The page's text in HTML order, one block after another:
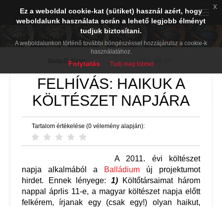
Toggle
BDK PréPost
Balla D. Károj 2011. 04. 08.
FELHÍVÁS: HAIKUK A
KÖLTÉSZET NAPJÁRA
Tartalom értékelése (0 vélemény alapján):
A 2011. évi költészet
napja alkalmából a
Balládium új projektumot
hirdet. Ennek lényege: 1)Költőtársaimat három
nappal áprlis 11-e, a magyar költészet napja előtt
felkérem, írjanak egy (csak egy!) olyan haikut,
Ez a weboldal cookie-kat (sütiket) használ azért, hogy
weboldalunk használata során a lehető legjobb élményt
tudjuk biztosítani.
A weboldalunkon történő további böngészéssel hozzájárulsz a cookie-k
használatához.
Folytatás Tudj meg többet
x